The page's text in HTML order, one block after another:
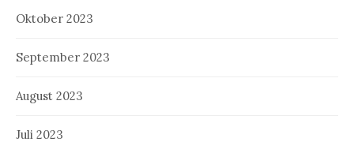
Oktober 2023
September 2023
August 2023
Juli 2023